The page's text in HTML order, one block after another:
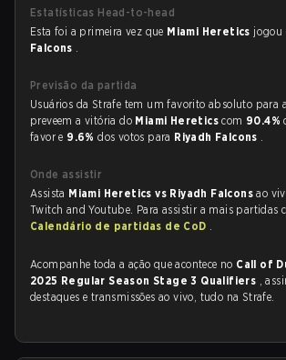
Estatísticas Head-to-head
Esta foi a primeira vez que Miami Heretics jogou
Falcons .
Previsão da partida
Usuários da Strafe tem um favorito absoluto para
preveem a vitória do Miami Hereticscom 90.4%
favor e 9.6%dos votos para Riyadh Falcons .
Onde assistir
Assista Miami Heretics vs Riyadh Falconsao
Twitch and Youtube. Para assistir a mais partidas
Calendário de partidas de CoD .
Acompanhe toda a ação que acontece no Call of
2025 Regular Season Stage 3 Qualifiers ,
destaques e transmissões ao vivo, tudo na Strafe.